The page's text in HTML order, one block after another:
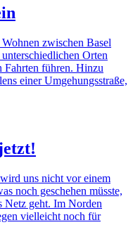
zwischen Basel
Orten
Fahrten führen. Hinzu
einer Umgehungsstraße,
uns nicht vor einem
noch geschehen müsste,
Netz geht. Im Norden
vielleicht noch für